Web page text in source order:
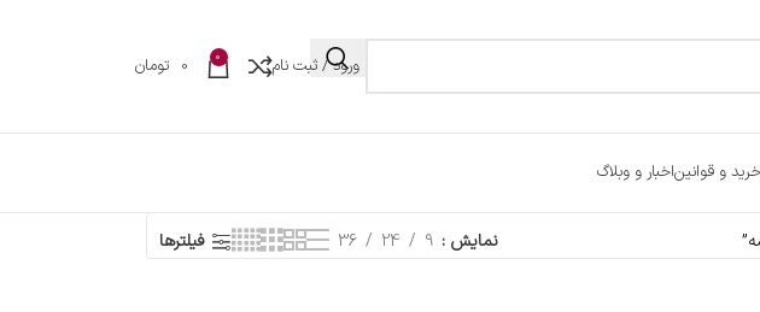
ورود / ثبت نام 0
0 تومان
و قوانیناخبار و وبلاگ
نمایش 9
24
36 فیلترها